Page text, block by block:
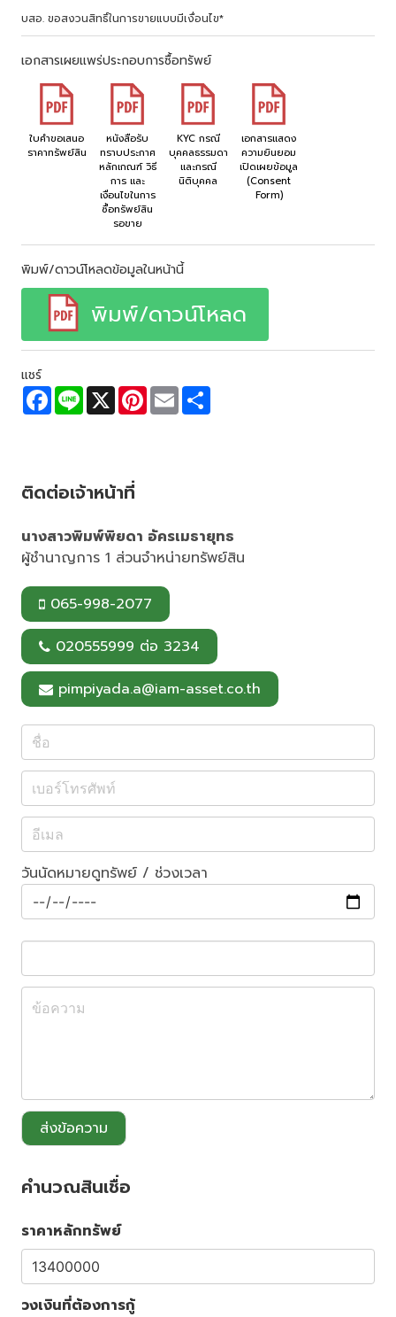
บสอ. ขอสงวนสิทธิ์ในการขายแบบมีเงื่อนไข*
เอกสารเผยแพร่ประกอบการซื้อทรัพย์
ใบคำขอเสนอ
ราคาทรัพย์สิน
หนังสือรับ
ทราบประกาศ
หลักเกณฑ์ วิธี
การ และ
เงื่อนไขในการ
ซื้อทรัพย์สิน
รอขาย
KYC กรณี
บุคคลธรรมดา
และกรณี
นิติบุคคล
เอกสารแสดง
ความยินยอม
เปิดเผยข้อมูล
(Consent
Form)
พิมพ์/ดาวน์โหลดข้อมูลในหน้านี้
พิมพ์/ดาวน์โหลด
แชร์
F
a
c
o
k
L
n
X P
n
E
m
a
ติดต่อเจ้าหน้าที่
นางสาวพิมพ์พิยดา อัครเมธายุทธ
ผู้ชำนาญการ 1 ส่วนจำหน่ายทรัพย์สิน
065-998-2077
020555999 ต่อ 3234
pimpiyada.a@iam-asset.co.th
วันนัดหมายดูทรัพย์ / ช่วงเวลา
ส่งข้อความ
คำนวณสินเชื่อ
ราคาหลักทรัพย์
วงเงินที่ต้องการกู้